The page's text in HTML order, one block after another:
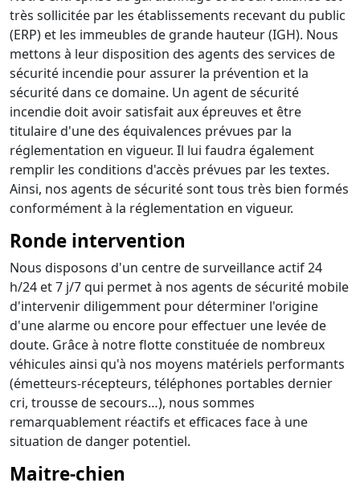
très sollicitée par les établissements recevant du public
(ERP) et les immeubles de grande hauteur (IGH). Nous
mettons à leur disposition des agents des services de
sécurité incendie pour assurer la prévention et la
sécurité dans ce domaine. Un agent de sécurité
incendie doit avoir satisfait aux épreuves et être
titulaire d'une des équivalences prévues par la
réglementation en vigueur. Il lui faudra également
remplir les conditions d'accès prévues par les textes.
Ainsi, nos agents de sécurité sont tous très bien formés
conformément à la réglementation en vigueur.
Ronde intervention
Nous disposons d'un centre de surveillance actif 24
h/24 et 7 j/7 qui permet à nos agents de sécurité mobile
d'intervenir diligemment pour déterminer l'origine
d'une alarme ou encore pour effectuer une levée de
doute. Grâce à notre flotte constituée de nombreux
véhicules ainsi qu'à nos moyens matériels performants
(émetteurs-récepteurs, téléphones portables dernier
cri, trousse de secours…), nous sommes
remarquablement réactifs et efficaces face à une
situation de danger potentiel.
Maitre-chien